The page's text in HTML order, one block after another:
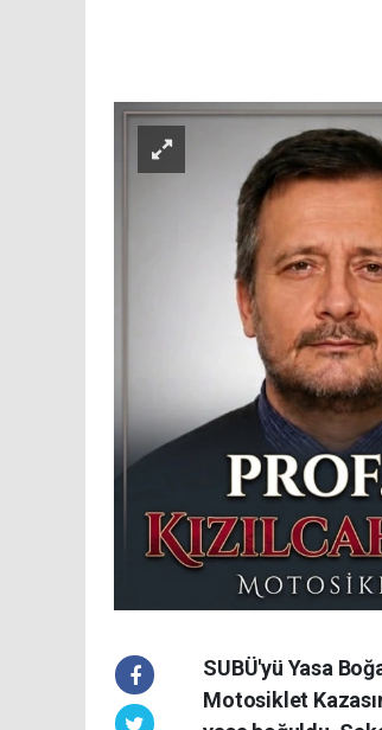
SUBÜ'yü Yasa
Motosiklet